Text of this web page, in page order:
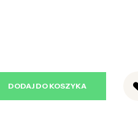
DODAJ DO KOSZYKA